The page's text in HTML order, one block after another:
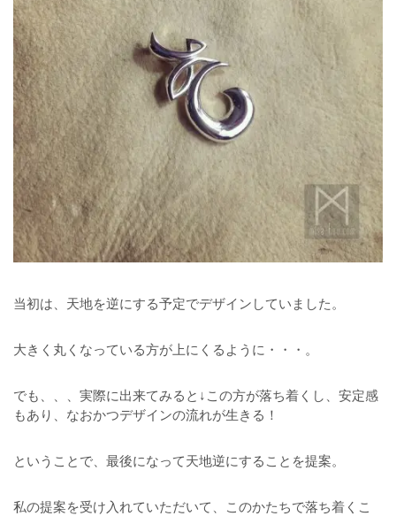
当初は、天地を逆にする予定でデザインしていました。
大きく丸くなっている方が上にくるように・・・。
でも、、、実際に出来てみると↓この方が落ち着くし、安定感
もあり、なおかつデザインの流れが生きる！
ということで、最後になって天地逆にすることを提案。
私の提案を受け入れていただいて、このかたちで落ち着くこ